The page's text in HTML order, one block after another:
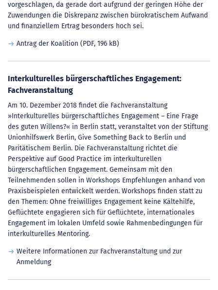
vorgeschlagen, da gerade dort aufgrund der geringen Höhe der
Zuwendungen die Diskrepanz zwischen bürokratischem Aufwand
und finanziellem Ertrag besonders hoch sei.
Antrag der Koalition (PDF, 196 kB)
Interkulturelles bürgerschaftliches Engagement:
Fachveranstaltung
Am 10. Dezember 2018 findet die Fachveranstaltung
»Interkulturelles bürgerschaftliches Engagement – Eine Frage
des guten Willens?« in Berlin statt, veranstaltet von der Stiftung
Unionhilfswerk Berlin, Give Something Back to Berlin und
Paritätischem Berlin. Die Fachveranstaltung richtet die
Perspektive auf Good Practice im interkulturellen
bürgerschaftlichen Engagement. Gemeinsam mit den
Teilnehmenden sollen in Workshops Empfehlungen anhand von
Praxisbeispielen entwickelt werden. Workshops finden statt zu
den Themen: Ohne freiwilliges Engagement keine Kältehilfe,
Geflüchtete engagieren sich für Geflüchtete, internationales
Engagement im lokalen Umfeld sowie Rahmenbedingungen für
interkulturelles Mentoring.
Weitere Informationen zur Fachveranstaltung und zur
Anmeldung